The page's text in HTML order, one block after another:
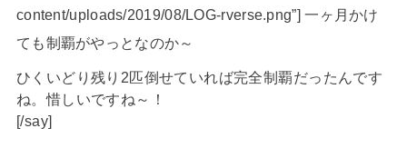
content/uploads/2019/08/LOG-rverse.png”] 一ヶ月かけ
ても制覇がやっとなのか～
ひくいどり残り2匹倒せていれば完全制覇だったんです
ね。惜しいですね～！
[/say]